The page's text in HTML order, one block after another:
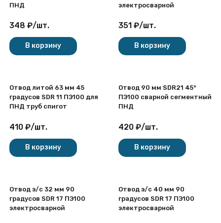
ПНД
348 ₽/шт.
В корзину
электросварной
351 ₽/шт.
В корзину
Отвод литой 63 мм 45
градусов SDR 11 ПЭ100 для
ПНД труб спигот
410 ₽/шт.
В корзину
Отвод 90 мм SDR21 45°
ПЭ100 сварной сегментный
ПНД
420 ₽/шт.
В корзину
Отвод э/с 32 мм 90
градусов SDR 17 ПЭ100
электросварной
Отвод э/с 40 мм 90
градусов SDR 17 ПЭ100
электросварной